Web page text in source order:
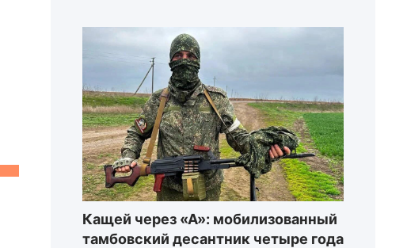
Кащей через «А»: мобилизованный
тамбовский десантник четыре года